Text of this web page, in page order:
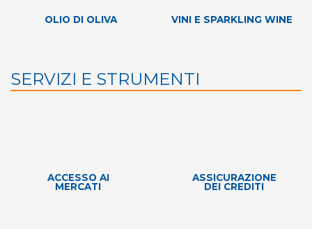
OLIO DI OLIVA VINI E SPARKLING WINE
SERVIZI E STRUMENTI
ACCESSO AI
MERCATI
ASSICURAZIONE
DEI CREDITI